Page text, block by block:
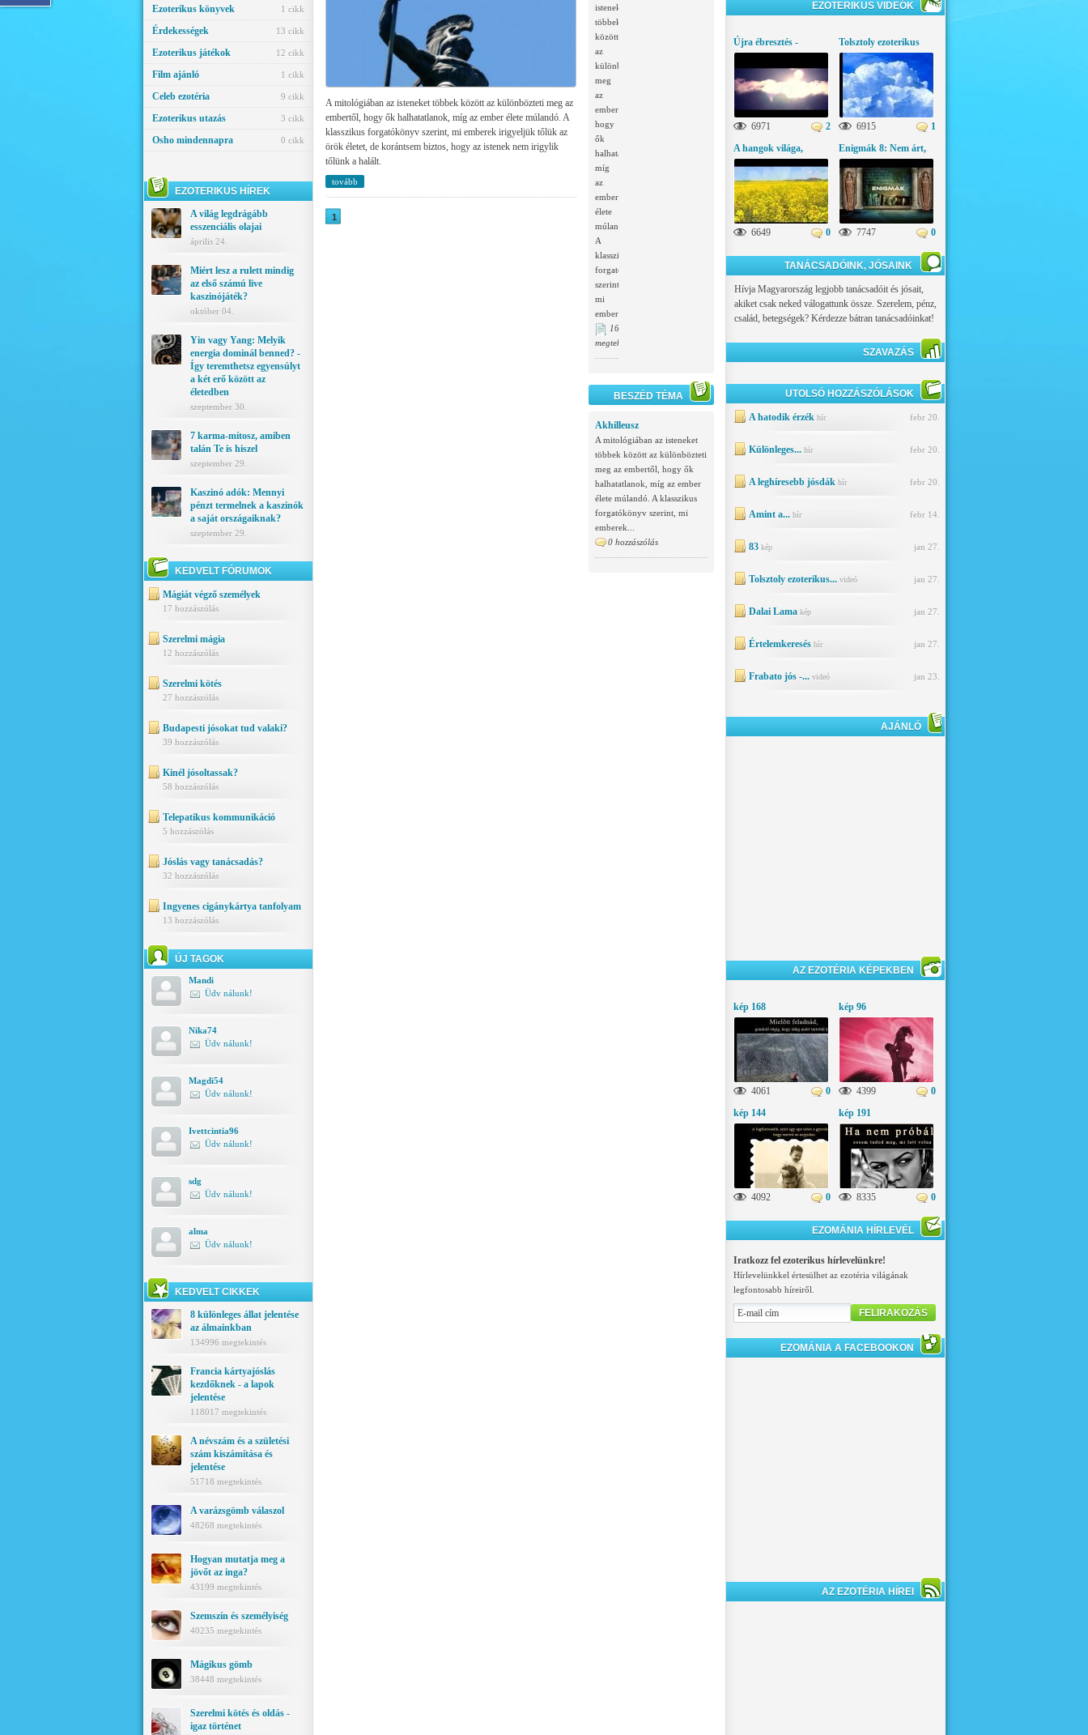
Ezoterikus könyvek 1 cikk
Érdekességek 13 cikk
Ezoterikus játékok 12 cikk
Film ajánló 1 cikk
Celeb ezotéria 9 cikk
Ezoterikus utazás 3 cikk
Osho mindennapra 0 cikk
EZOTERIKUS HÍREK
A világ legdrágább
esszenciális olajai
április 24.
Miért lesz a rulett mindig
az első számú live
kaszinójáték?
október 04.
Yin vagy Yang: Melyik
energia dominál benned? -
Így teremthetsz egyensúlyt
a két erő között az
életedben
szeptember 30.
7 karma-mítosz, amiben
talán Te is hiszel
szeptember 29.
Kaszinó adók: Mennyi
pénzt termelnek a kaszinók
a saját országaiknak?
szeptember 29.
KEDVELT FÓRUMOK
Mágiát végző személyek
17 hozzászólás
Szerelmi mágia
12 hozzászólás
Szerelmi kötés
27 hozzászólás
Budapesti jósokat tud valaki?
39 hozzászólás
Kinél jósoltassak?
58 hozzászólás
Telepatikus kommunikáció
5 hozzászólás
Jóslás vagy tanácsadás?
32 hozzászólás
Ingyenes cigánykártya tanfolyam
13 hozzászólás
ÚJ TAGOK
Mandi
Üdv nálunk!
Nika74
Üdv nálunk!
Magdi54
Üdv nálunk!
Ivettcintia96
Üdv nálunk!
sdg
Üdv nálunk!
alma
Üdv nálunk!
KEDVELT CIKKEK
8 különleges állat jelentése
az álmainkban
134996 megtekintés
Francia kártyajóslás
kezdőknek - a lapok
jelentése
118017 megtekintés
A névszám és a születési
szám kiszámítása és
jelentése
51718 megtekintés
A varázsgömb válaszol
48268 megtekintés
Hogyan mutatja meg a
jövőt az inga?
43199 megtekintés
Szemszín és személyiség
40235 megtekintés
Mágikus gömb
38448 megtekintés
Szerelmi kötés és oldás -
igaz történet
A mitológiában az isteneket többek között az különbözteti meg az
embertől, hogy ők halhatatlanok, míg az ember élete múlandó. A
klasszikus forgatókönyv szerint, mi emberek irigyeljük tőlük az
örök életet, de korántsem biztos, hogy az istenek nem irigylik
tőlünk a halált.
tovább
1
isteneket
többek
között
az
különbözteti
meg
az
embertől,
hogy
ők
halhatatlanok,
míg
az
ember
élete
múlandó.
A
klasszikus
forgatókönyv
szerint,
mi
emberek...
16948
megtekintés
BESZÉD TÉMA
Akhilleusz
A mitológiában az isteneket
többek között az különbözteti
meg az embertől, hogy ők
halhatatlanok, míg az ember
élete múlandó. A klasszikus
forgatókönyv szerint, mi
emberek...
0 hozzászólás
EZOTERIKUS VIDEÓK
Újra ébresztés -
Üzenetek az égi
világból
6971 2
Tolsztoly ezoterikus
gondolatai
6915
1
A hangok világa,
ezoterikus látványfilm
6649 0
Enigmák 8: Nem árt,
ha tudod!
7747 0
TANÁCSADÓINK, JÓSAINK
Hívja Magyarország legjobb tanácsadóit és jósait,
akiket csak neked válogattunk össze. Szerelem, pénz,
család, betegségek? Kérdezze bátran tanácsadóinkat!
SZAVAZÁS
UTOLSÓ HOZZÁSZÓLÁSOK
A hatodik érzék hír febr 20.
Különleges... hír febr 20.
A leghíresebb jósdák hír febr 20.
Amint a... hír febr 14.
83 kép jan 27.
Tolsztoly ezoterikus... videó jan 27.
Dalai Lama kép jan 27.
Értelemkeresés hír jan 27.
Frabato jós -... videó jan 23.
AJÁNLÓ
AZ EZOTÉRIA KÉPEKBEN
kép 168
4061 0
kép 96
4399
0
kép 144
4092 0
kép 191
8335 0
EZOMÁNIA HÍRLEVÉL
Iratkozz fel ezoterikus hírlevelünkre!
Hírlevelünkkel értesülhet az ezotéria világának
legfontosabb híreiről.
FELIRAKOZÁS
EZOMÁNIA A FACEBOOKON
AZ EZOTÉRIA HÍREI